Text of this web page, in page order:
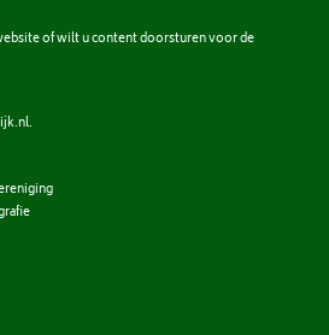
of wilt u content doorsturen voor de
.